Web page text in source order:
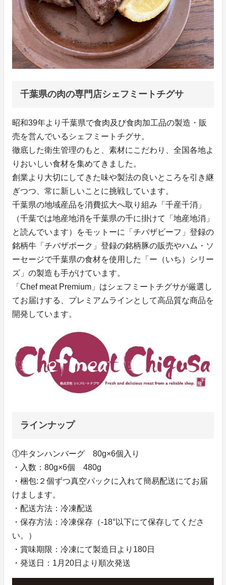
千葉県の肉の専門店シェフミートチグサ
昭和39年より千葉県で食肉及び食肉加工品の製造・販
売を営んでいるシェフミートチグサ。
徹底した衛生管理のもと、素材にこだわり、全国各地よ
りおいしい食材を集めてきました。
創業より大切にしてきた味や製法の良いところを引き継
ぎつつ、常に新しいことに挑戦しています。
千葉県の地域産品を消費拡大へ取り組み「千産千消」
（千葉では地産地消を千葉県の千に掛けて「地産地消」
と読んでいます）をモットーに「チバザビーフ」登録の
銘柄牛「チバザポーク」登録の銘柄豚の販売やハム・ソ
ーセージで千葉県の食材を使用した「ー（いち）シリー
ズ」の製造も手がけています。
「Chef meat Premium」はシェフミートチグサが厳選し
てお届けする、プレミアムラインとして高品質な商品を
開発しています。
ラインナップ
①牛タンハンバーグ 80g×6個入り
・入数：80g×6個 480g
・梱包:２個ずつ真空パックに入れて簡易配送にてお届
けまします。
・配送方法：冷凍配送
・保存方法：冷凍保存（-18°以下にて保存してくださ
い。）
・賞味期限：冷凍にて製造日より180日
・発送日：1月20日より順次発送